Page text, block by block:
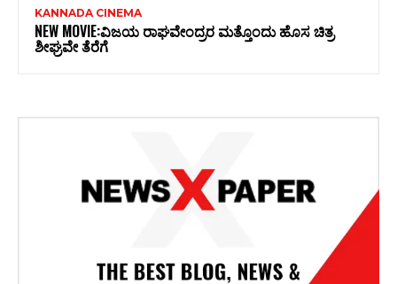
KANNADA CINEMA
NEW MOVIE:ವಿಜಯ ರಾಘವೇಂದ್ರರ ಮತ್ತೊಂದು ಹೊಸ ಚಿತ್ರ
ಶೀಘ್ರವೇ ತೆರೆಗೆ